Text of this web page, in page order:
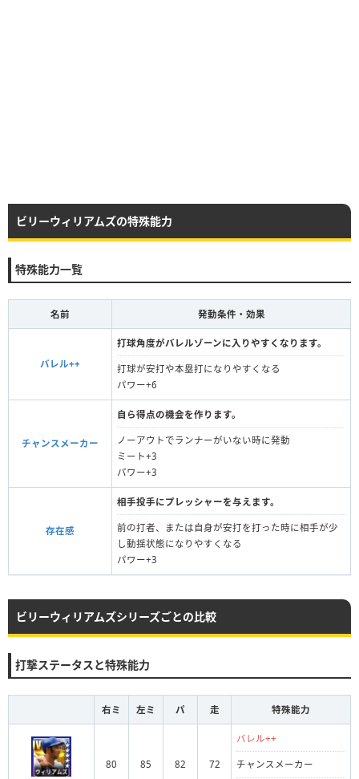
ビリーウィリアムズの特殊能力
特殊能力一覧
名前 発動条件・効果
バレル++
打球角度がバレルゾーンに入りやすくなります。
打球が安打や本塁打になりやすくなる
パワー+6
チャンスメーカー
自ら得点の機会を作ります。
ノーアウトでランナーがいない時に発動
ミート+3
パワー+3
存在感
相手投手にプレッシャーを与えます。
前の打者、または自身が安打を打った時に相手が少
し動揺状態になりやすくなる
パワー+3
ビリーウィリアムズシリーズごとの比較
打撃ステータスと特殊能力
右ミ 左ミ パ 走 特殊能力
80 85 82 72
バレル++
チャンスメーカー